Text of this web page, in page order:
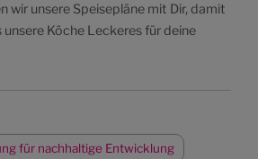
wir unsere Speisepläne mit Dir, damit
Köche Leckeres für deine
für nachhaltige Entwicklung